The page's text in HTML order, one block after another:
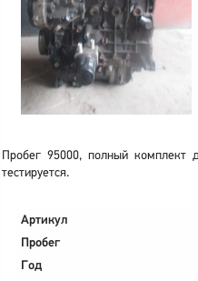
Пробег 95000, полный комплект
тестируется.
Артикул
Пробег
Год